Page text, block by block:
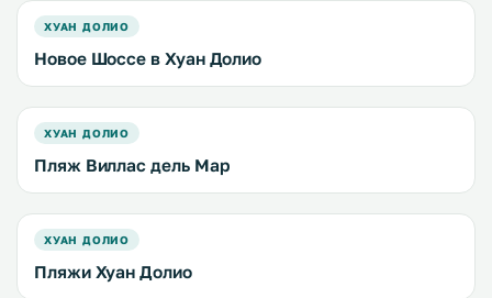
ХУАН ДОЛИО
Новое Шоссе в Хуан Долио
ХУАН ДОЛИО
Пляж Виллас дель Мар
ХУАН ДОЛИО
Пляжи Хуан Долио